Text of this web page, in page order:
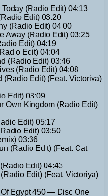
(Radio Edit) 04:13
Edit) 03:20
(Radio Edit) 04:00
Away (Radio Edit) 03:25
Edit) 04:19
Edit) 04:04
(Radio Edit) 03:46
(Radio Edit) 04:08
Edit) (Feat. Victoriya)
Edit) 03:09
Own Kingdom (Radio Edit)
Edit) 05:17
Edit) 03:50
03:36
(Radio Edit) (Feat. Cat
Edit) 04:43
Edit) (Feat. Victoriya)
Egypt 450 — Disc One